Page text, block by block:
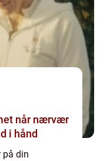
i hånd
på din